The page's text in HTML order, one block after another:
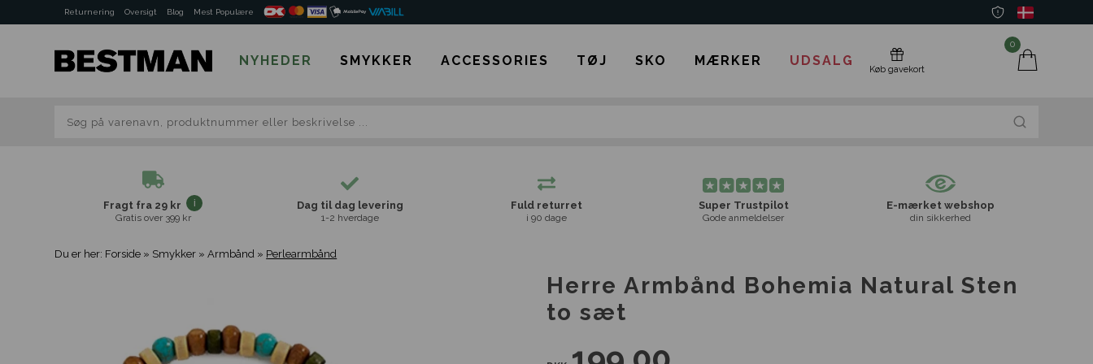
Returnering Oversigt Blog Mest Populære
NYHEDER SMYKKER ACCESSORIES TØJ SKO MÆRKER UDSALG
0
Køb gavekort
Fragt fra 29 kr
Gratis over 399 kr
Dag til dag levering
1-2 hverdage
Fuld returret
i 90 dage
Super Trustpilot
Gode anmeldelser
E-mærket webshop
din sikkerhed
Du er her: Forside » Smykker »Armbånd » Perlearmbånd
Herre Armbånd Bohemia Natural Sten
to sæt